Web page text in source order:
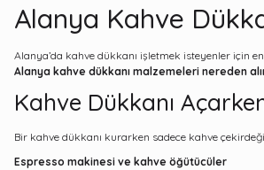
Alanya Kahve
Alanya’da kahve dükkanı işletmek isteyenler için
Alanya kahve dükkanı malzemeleri nereden
Kahve Dükkanı
Bir kahve dükkanı kurarken sadece kahve
Espresso makinesi ve kahve öğütücüler